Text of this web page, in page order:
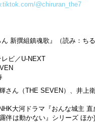
@chiruran_the7
ん 新撰組鎮魂歌』（読み：ち
レビ／U-NEXT
さん（THE SEVEN）、井上
大河ドラマ『おんな城主 直
伴は動かない』シリーズ ほか)